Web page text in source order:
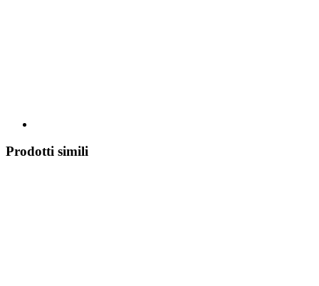
Prodotti simili